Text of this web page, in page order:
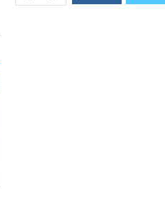
17/01/2026